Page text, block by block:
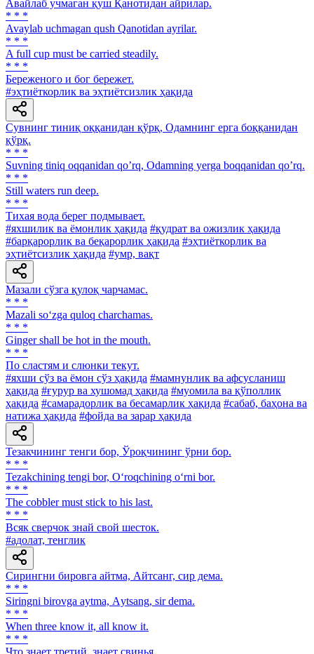
Авайлаб учмаган қуш Қанотидан айрилар.
* * *
Avaylab uchmagan qush Qanotidan ayrilar.
* * *
A full cuр must be carried steadily.
* * *
Береженого и бог бережет.
#эҳтиёткорлик ва эҳтиётсизлик ҳақида
Сувнинг тиниқ оққанидан қўрқ, Одамнинг ерга боққанидан
қўрқ.
* * *
Suvning tiniq oqqanidan qoʼrq, Odamning yerga boqqanidan qoʼrq.
* * *
Still waters run deep.
* * *
Тихая вода берег подмывает.
#яхшилик ва ёмонлик ҳақида #қудрат ва ожизлик ҳақида
#барқарорлик ва беқарорлик ҳақида #эҳтиёткорлик ва
эҳтиётсизлик ҳақида #умр, вақт
Мазали сўзга қулоқ чарчамас.
* * *
Mazali so‘zga quloq charchamas.
* * *
Ginger shall be hot in the mouth.
* * *
По сластям и слюнки текут.
#яхши сўз ва ёмон сўз ҳақида #мамнунлик ва афсусланиш
ҳақида #ғурур ва хушомад ҳақида #муомила ва қўполлик
ҳақида #самарадорлик ва бесамарлик ҳақида #сабаб, баҳона ва
натижа ҳақида #фойда ва зарар ҳақида
Тезакчининг тенги бор, Ўроқчининг ўрни бор.
* * *
Tezakchining tengi bor, O‘roqchining o‘rni bor.
* * *
The cobbler must stick to his last.
* * *
Всяк сверчок знай свой шесток.
#адолат, тенглик
Сирингни бировга айтма, Айтсанг, сир дема.
* * *
Siringni birovga aytma, Аytsang, sir dema.
* * *
When three know it, all know it.
* * *